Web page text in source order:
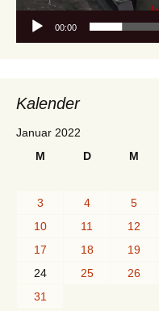
00:00
Kalender
Januar 2022
M
D M
3
4 5
10
11 12
17
18 19
24
25 26
31